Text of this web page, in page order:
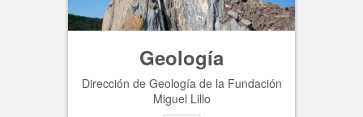
Geología
Dirección de Geología de la Fundación
Miguel Lillo